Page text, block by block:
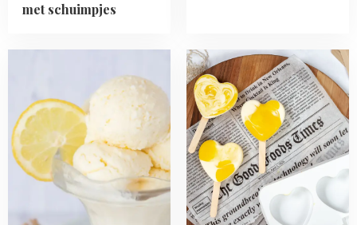
met schuimpjes
about
Zelf
ijsjes
maken
vormen
Read
more
about
Griekse
yoghurt
ijsjes
met
mango